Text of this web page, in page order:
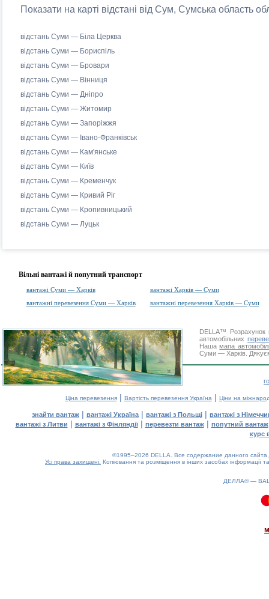
Показати на карті відстані від Сум, Сумська область
відстань Суми — Біла Церква
відстань Суми — Бориспіль
відстань Суми — Бровари
відстань Суми — Вінниця
відстань Суми — Дніпро
відстань Суми — Житомир
відстань Суми — Запоріжжя
відстань Суми — Івано-Франківськ
відстань Суми — Кам'янське
відстань Суми — Київ
відстань Суми — Кременчук
відстань Суми — Кривий Ріг
відстань Суми — Кропивницький
відстань Суми — Луцьк
Вільні вантажі й попутний транспорт
вантажі Суми — Харків
вантажі Харків — Суми
вантажні перевезення Суми — Харків
вантажні перевезення Харків — Суми
DELLA™
Розрахунок
автомобільних
Нашамапа
Суми — Харків.
Ціна перевезення| Вартість перевезення Україна | Ціни на
знайти вантаж | вантажі Україна | вантажі з Польщі | вантажі з
вантажі з Литви | вантажі з Фінляндії| перевезти вантаж| попутний вантаж
курс
©1995–2026 DELLA. Все содержание данного
Усі права захищені. Копіювання та розміщення в інших засобах інформації
ДЕЛЛА® —